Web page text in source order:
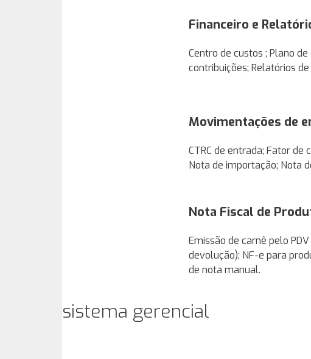
Financeiro e
Centro de custos ; Plano
contribuições; Relatórios
Movimentações de
CTRC de entrada; Fator
Nota de importação; Nota
Nota Fiscal de
Emissão de carnê pelo
devolução); NF-e para
de nota manual.
sistema gerencial